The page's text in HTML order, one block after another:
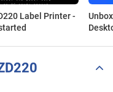
Label Printer -